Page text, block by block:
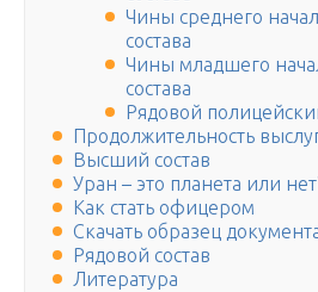
Чины среднего
состава
Чины младшего
состава
Рядовой
Продолжительность
Высший состав
Уран – это планета или
Как стать офицером
Скачать образец
Рядовой состав
Литература